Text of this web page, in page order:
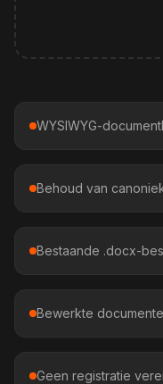
WYSIWYG-
Behoud van
Bestaande .docx-
Bewerkte
Geen registratie